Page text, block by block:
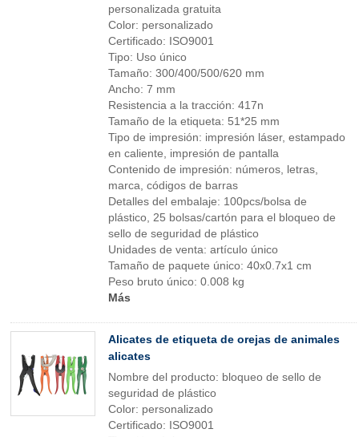
personalizada gratuita
Color: personalizado
Certificado: ISO9001
Tipo: Uso único
Tamaño: 300/400/500/620 mm
Ancho: 7 mm
Resistencia a la tracción: 417n
Tamaño de la etiqueta: 51*25 mm
Tipo de impresión: impresión láser, estampado
en caliente, impresión de pantalla
Contenido de impresión: números, letras,
marca, códigos de barras
Detalles del embalaje: 100pcs/bolsa de
plástico, 25 bolsas/cartón para el bloqueo de
sello de seguridad de plástico
Unidades de venta: artículo único
Tamaño de paquete único: 40x0.7x1 cm
Peso bruto único: 0.008 kg
Más
Alicates de etiqueta de orejas de animales
alicates
Nombre del producto: bloqueo de sello de
seguridad de plástico
Color: personalizado
Certificado: ISO9001